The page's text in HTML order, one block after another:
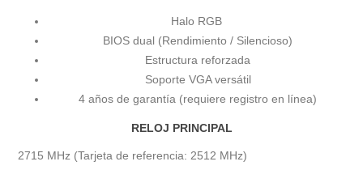
Halo RGB
BIOS dual (Rendimiento / Silencioso)
Estructura reforzada
Soporte VGA versátil
4 años de garantía (requiere registro en línea)
RELOJ PRINCIPAL
2715 MHz (Tarjeta de referencia: 2512 MHz)